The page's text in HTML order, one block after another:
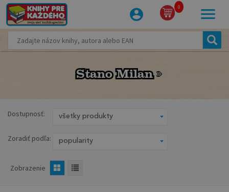
0
Stano Milan
Stano Milan
Dostupnosť:
Zoradiť podľa:
Zobrazenie